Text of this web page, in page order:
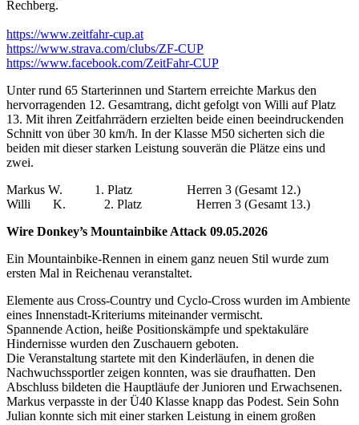
Rechberg.
https://www.zeitfahr-cup.at
https://www.strava.com/clubs/ZF-CUP
https://www.facebook.com/ZeitFahr-CUP
Unter rund 65 Starterinnen und Startern erreichte Markus den
hervorragenden 12. Gesamtrang, dicht gefolgt von Willi auf Platz
13. Mit ihren Zeitfahrrädern erzielten beide einen beeindruckenden
Schnitt von über 30 km/h. In der Klasse M50 sicherten sich die
beiden mit dieser starken Leistung souverän die Plätze eins und
zwei.
Markus W. 1. Platz Herren 3 (Gesamt 12.)
Willi K. 2. Platz Herren 3 (Gesamt 13.)
Wire Donkey’s Mountainbike Attack 09.05.2026
Ein Mountainbike-Rennen in einem ganz neuen Stil wurde zum
ersten Mal in Reichenau veranstaltet.
Elemente aus Cross-Country und Cyclo-Cross wurden im Ambiente
eines Innenstadt-Kriteriums miteinander vermischt.
Spannende Action, heiße Positionskämpfe und spektakuläre
Hindernisse wurden den Zuschauern geboten.
Die Veranstaltung startete mit den Kinderläufen, in denen die
Nachwuchssportler zeigen konnten, was sie draufhatten. Den
Abschluss bildeten die Hauptläufe der Junioren und Erwachsenen.
Markus verpasste in der Ü40 Klasse knapp das Podest. Sein Sohn
Julian konnte sich mit einer starken Leistung in einem großen